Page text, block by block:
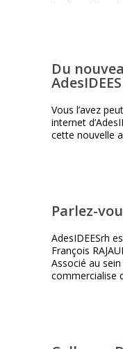
Du
Vous l’avez
internet
cette nouvelle
Parlez-
AdesIDEESrh
François
Associé au
commercialise